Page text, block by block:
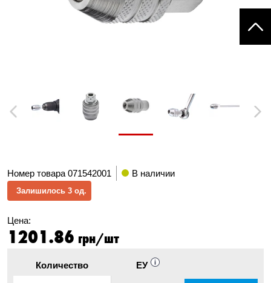
Previous Next
Номер товара 071542001 В наличии
Залишилось 3 од.
Цена:
1201.86 грн/шт
Количество ЕУ